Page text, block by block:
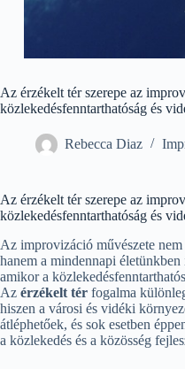
Az érzékelt tér szerepe az
közlekedésfenntarthatóság és
Rebecca Diaz
Az érzékelt tér szerepe az
közlekedésfenntarthatóság és
Az improvizáció művészete
hanem a mindennapi
amikor a
Az érzékelt tér fogalma
hiszen a városi és vidéki
átléphetőek, és sok esetben
a közlekedés és a közösség